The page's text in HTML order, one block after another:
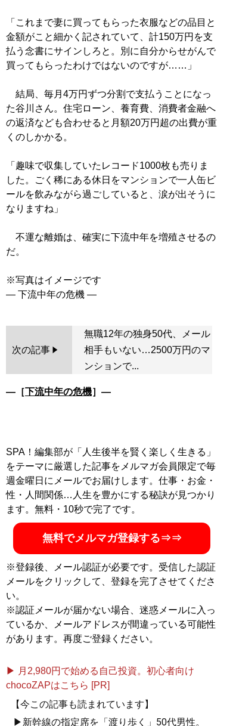
「これまで妻に買ってもらった衣服などの品目と
金額がこと細かく記されていて、計150万円を支
払う念書にサインしろと。別に自分からせがんで
買ってもらったわけではないのですが……」
結局、毎月4万円ずつ分割で支払うことになっ
た谷川さん。住宅ローン、養育費、消費者金融へ
の返済なども合わせると月額20万円超の出費が重
くのしかかる。
「趣味で収集していたレコード1000枚も売りま
した。ごく稀にある休日をマンションで一人缶ビ
ールを飲みながら過ごしていると、涙が出そうに
なりますね」
不運な離婚は、確実に下流中年を増殖させるの
だ。
※写真はイメージです
次の記事
無職12年の独身50代、メール
相手もいない…2500万円のマ
ンションで...
―［下流中年の危機］―
SPA！編集部が「人生後半を賢く楽しく生きる」
をテーマに厳選した記事をメルマガ会員限定で毎
週金曜日にメールでお届けします。仕事・お金・
性・人間関係…人生を豊かにする秘訣が見つかり
ます。無料・10秒で完了です。
無料でメルマガ登録する⇒⇒
※登録後、メール認証が必要です。受信した認証
メールをクリックして、登録を完了させてくださ
い。
※認証メールが届かない場合、迷惑メールに入っ
ているか、メールアドレスが間違っている可能性
があります。再度ご登録ください。
▶ 月2,980円で始める自己投資。初心者向け
chocoZAPはこちら [PR]
【今この記事も読まれています】
▶新幹線の指定席を「渡り歩く」50代男性。